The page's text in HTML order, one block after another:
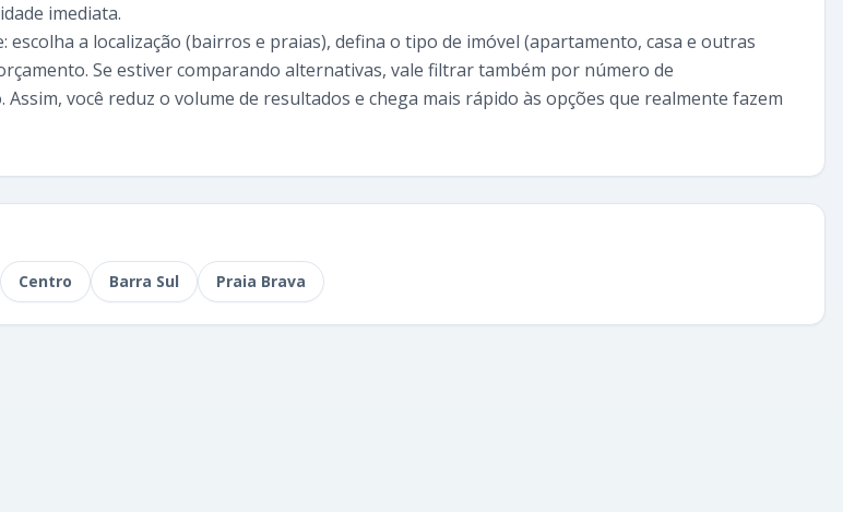
imediata.
a localização (bairros e praias), defina o tipo de imóvel (apartamento, casa e outras
Se estiver comparando alternativas, vale filtrar também por número de
você reduz o volume de resultados e chega mais rápido às opções que realmente fazem
Centro Barra Sul Praia Brava